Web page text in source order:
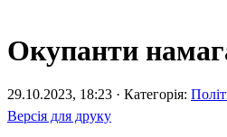
Окупанти
29.10.2023, 18:23 · Категорія:
Версія для друку